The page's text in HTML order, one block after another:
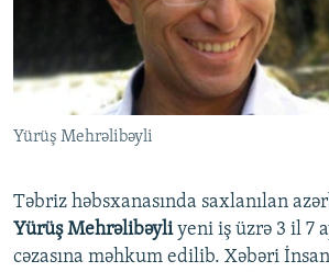
Yürüş Mehrəlibəyli
Təbriz həbsxanasında saxlanılan
Yürüş Mehrəlibəyliyeni iş üzrə 3 il 7
cəzasına məhkum edilib. Xəbəri